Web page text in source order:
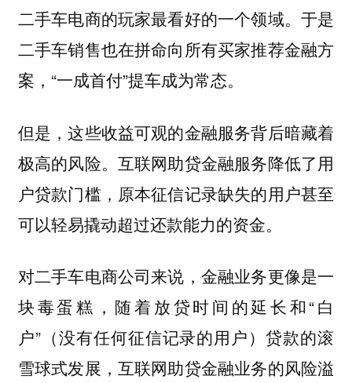
二手车电商的玩家最看好的一个领域。于是
二手车销售也在拼命向所有买家推荐金融方
案，“一成首付”提车成为常态。
但是，这些收益可观的金融服务背后暗藏着
极高的风险。互联网助贷金融服务降低了用
户贷款门槛，原本征信记录缺失的用户甚至
可以轻易撬动超过还款能力的资金。
对二手车电商公司来说，金融业务更像是一
块毒蛋糕，随着放贷时间的延长和“白
户”（没有任何征信记录的用户）贷款的滚
雪球式发展，互联网助贷金融业务的风险溢